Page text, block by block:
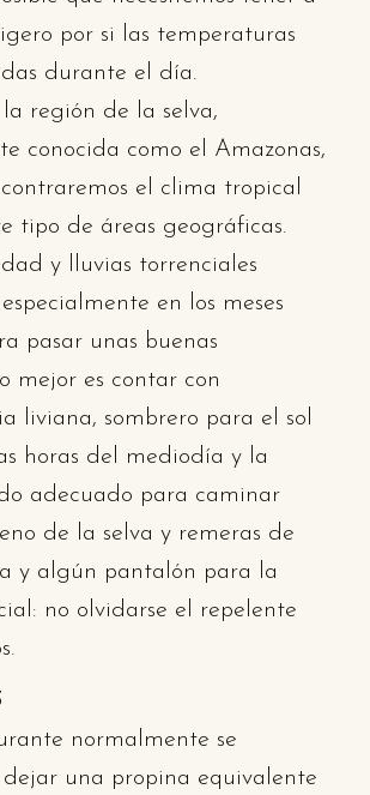
por si las temperaturas
durante el día.
región de la selva,
conocida como el Amazonas,
el clima tropical
tipo de áreas geográficas.
y lluvias torrenciales
en los meses
pasar unas buenas
mejor es contar con
liviana, sombrero para el sol
horas del mediodía y la
adecuado para caminar
de la selva y remeras de
y algún pantalón para la
no olvidarse el repelente
normalmente se
una propina equivalente